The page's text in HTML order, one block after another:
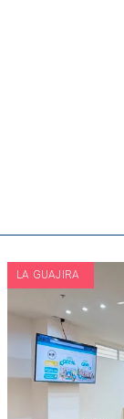
LA GUAJIRA